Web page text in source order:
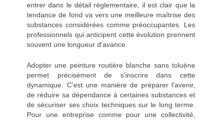
entrer dans le détail réglementaire, il est clair que la
tendance de fond va vers une meilleure maîtrise des
substances considérées comme préoccupantes. Les
professionnels qui anticipent cette évolution prennent
souvent une longueur d'avance.
Adopter une peinture routière blanche sans toluène
permet précisément de s'inscrire dans cette
dynamique. C'est une manière de préparer l'avenir,
de réduire sa dépendance à certaines substances et
de sécuriser ses choix techniques sur le long terme.
Pour une entreprise comme pour une collectivité,